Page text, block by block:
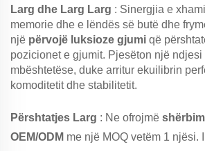
Larg dhe Larg Larg : Sinergjia e
memorie dhe e lëndës së butë dhe
një përvojë luksioze gjumi që
pozicionet e gjumit. Pjesëton një ndjesi
mbështetëse, duke arritur ekuilibrin
komoditetit dhe stabilitetit.
Përshtatjes Larg : Ne ofrojmë
OEM/ODM me një MOQ vetëm 1 njësi.